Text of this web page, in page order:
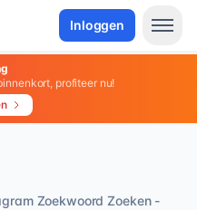
Inloggen
profiteer nu!
Zoekwoord Zoeken -